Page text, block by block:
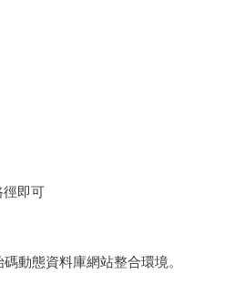
徑即可
動態資料庫網站整合環境。